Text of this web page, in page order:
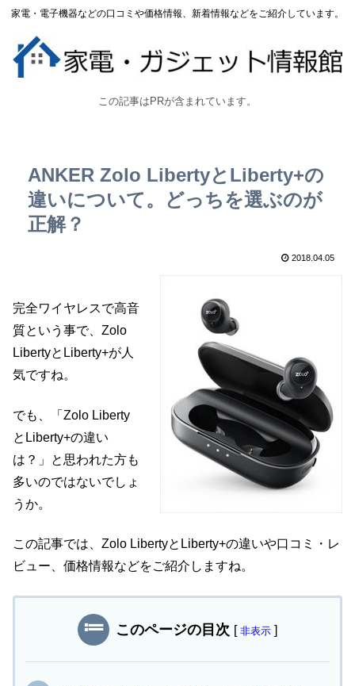
家電・電子機器などの口コミや価格情報、新着情報などをご紹介しています。
この記事はPRが含まれています。
ANKER Zolo LibertyとLiberty+の
違いについて。どっちを選ぶのが
正解？
2018.04.05
完全ワイヤレスで高音
質という事で、Zolo
LibertyとLiberty+が人
気ですね。
でも、「Zolo Liberty
とLiberty+の違い
は？」と思われた方も
多いのではないでしょ
うか。
この記事では、Zolo LibertyとLiberty+の違いや口コミ・レ
ビュー、価格情報などをご紹介しますね。
このページの目次 [ 非表示 ]